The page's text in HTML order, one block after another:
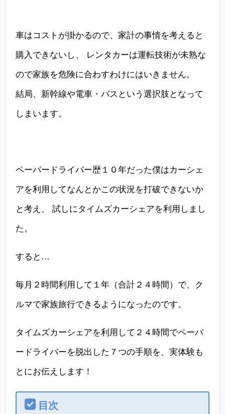
車はコストが掛かるので、家計の事情を考えると
購入できないし、 レンタカーは運転技術が未熟な
ので家族を危険に合わすわけにはいきません。
結局、新幹線や電車・バスという選択肢となって
しまいます。
ペーパードライバー歴１０年だった僕はカーシェ
アを利用してなんとかこの状況を打破できないか
と考え、 試しにタイムズカーシェアを利用しまし
た。
すると…
毎月２時間利用して１年（合計２４時間）で、ク
ルマで家族旅行できるようになったのです。
タイムズカーシェアを利用して２４時間でペーパ
ードライバーを脱出した７つの手順を、実体験も
とにお伝えします！
目次